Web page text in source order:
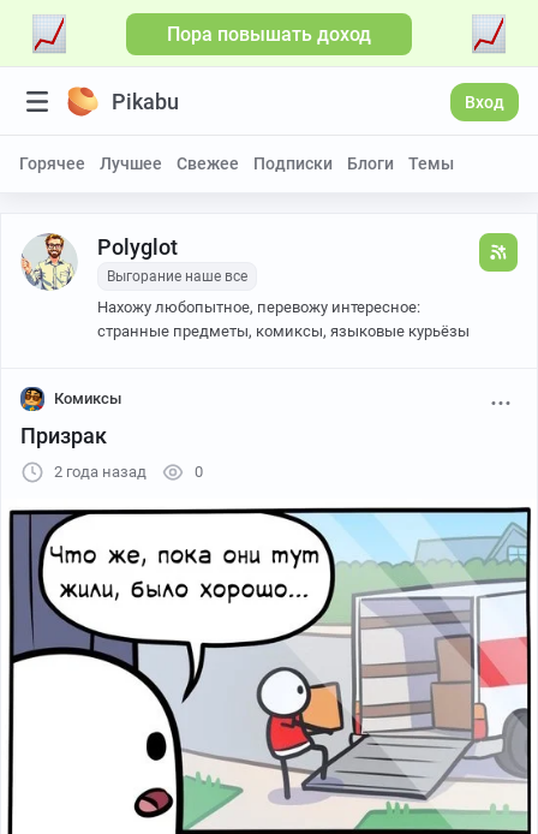
Пора повышать доход
Pikabu Вход
Горячее Лучшее Свежее Подписки Блоги Темы
Polyglot
Выгорание наше все
Нахожу любопытное, перевожу интересное:
странные предметы, комиксы, языковые курьёзы
Комиксы
Призрак
2 года назад 0